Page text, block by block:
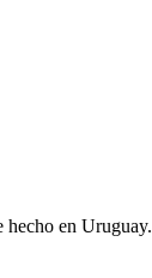
hecho en Uruguay.